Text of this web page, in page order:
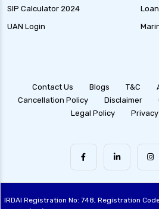
SIP Calculator 2024
UAN Login
Contact Us Blogs T&C
Cancellation Policy
Disclaimer
Legal Policy
IRDAI Registration No: 748, Registration